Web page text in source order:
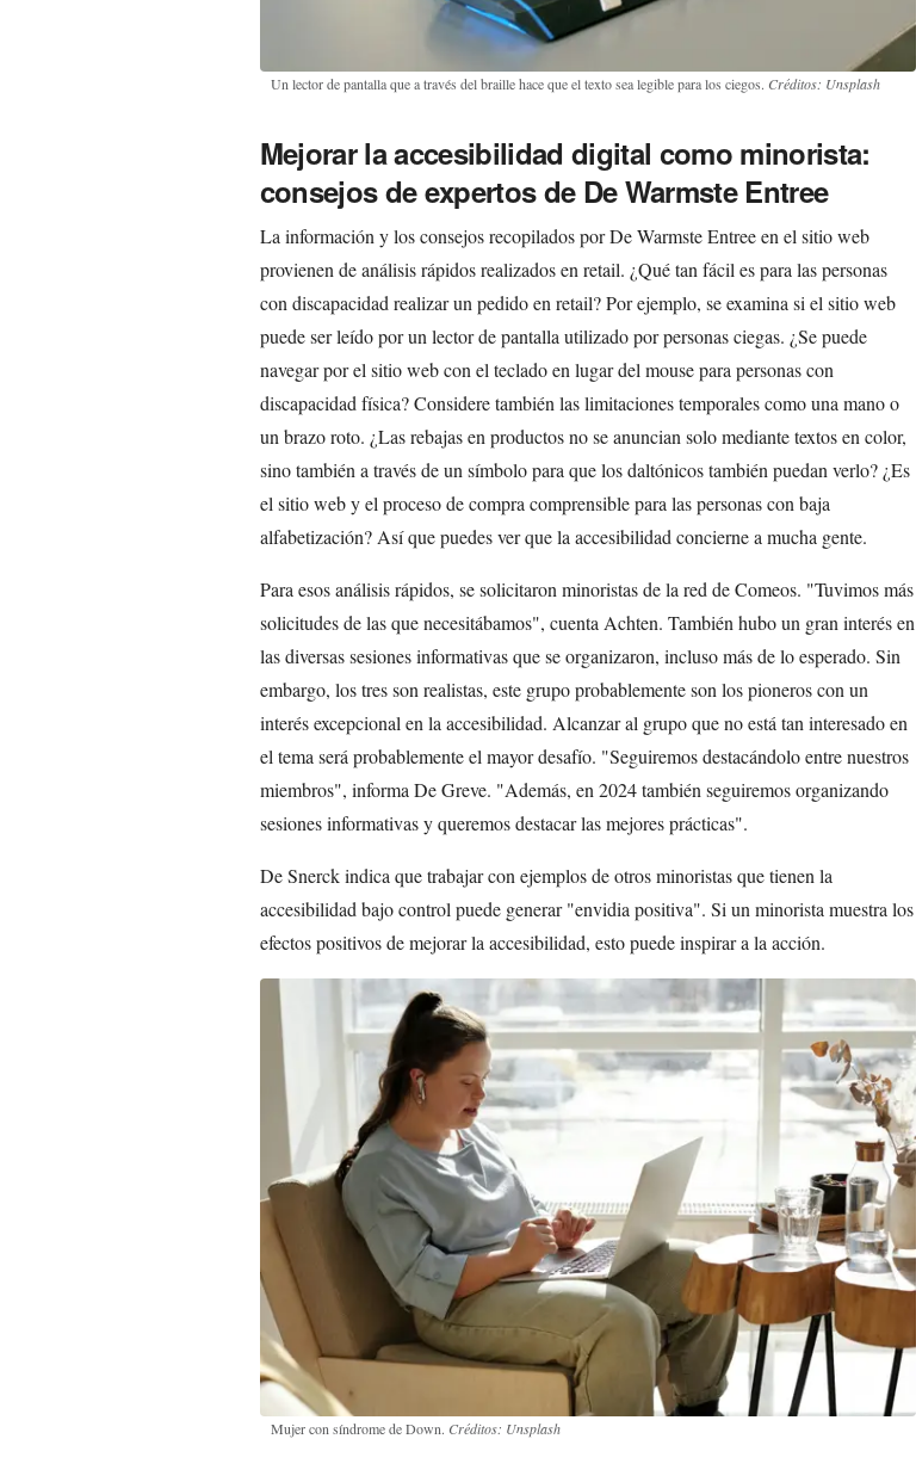
Un lector de pantalla que a través del braille hace que el texto sea legible para los ciegos. Créditos: Unsplash
Mejorar la accesibilidad digital como minorista:
consejos de expertos de De Warmste Entree
La información y los consejos recopilados por De Warmste Entree en el sitio web
provienen de análisis rápidos realizados en retail. ¿Qué tan fácil es para las personas
con discapacidad realizar un pedido en retail? Por ejemplo, se examina si el sitio web
puede ser leído por un lector de pantalla utilizado por personas ciegas. ¿Se puede
navegar por el sitio web con el teclado en lugar del mouse para personas con
discapacidad física? Considere también las limitaciones temporales como una mano o
un brazo roto. ¿Las rebajas en productos no se anuncian solo mediante textos en color,
sino también a través de un símbolo para que los daltónicos también puedan verlo? ¿Es
el sitio web y el proceso de compra comprensible para las personas con baja
alfabetización? Así que puedes ver que la accesibilidad concierne a mucha gente.
Para esos análisis rápidos, se solicitaron minoristas de la red de Comeos. "Tuvimos más
solicitudes de las que necesitábamos", cuenta Achten. También hubo un gran interés en
las diversas sesiones informativas que se organizaron, incluso más de lo esperado. Sin
embargo, los tres son realistas, este grupo probablemente son los pioneros con un
interés excepcional en la accesibilidad. Alcanzar al grupo que no está tan interesado en
el tema será probablemente el mayor desafío. "Seguiremos destacándolo entre nuestros
miembros", informa De Greve. "Además, en 2024 también seguiremos organizando
sesiones informativas y queremos destacar las mejores prácticas".
De Snerck indica que trabajar con ejemplos de otros minoristas que tienen la
accesibilidad bajo control puede generar "envidia positiva". Si un minorista muestra los
efectos positivos de mejorar la accesibilidad, esto puede inspirar a la acción.
Mujer con síndrome de Down. Créditos: Unsplash